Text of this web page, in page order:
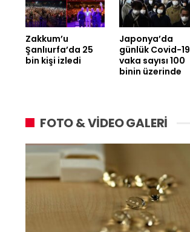
Zakkum’u
Şanlıurfa’da 25
bin kişi izledi
Japonya’da
günlük Covid-19
vaka sayısı 100
binin üzerinde
FOTO & VİDEO GALERİ